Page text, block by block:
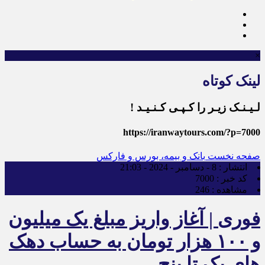
×
لینک کوتاه
لـیـنـک زیـر را کـپـی کـنـیـد !
https://iranwaytours.com/?p=7000
صفحه نخست بانک و بیمه، بورس و فارکس
انتشار : 8 - دسامبر - 2024 - 21:03
کد خبر : 7000
مشاهده : 246
فوری | آغاز واریز مبلغ یک میلیون
و ۱۰۰ هزار تومان به حساب دهک‌